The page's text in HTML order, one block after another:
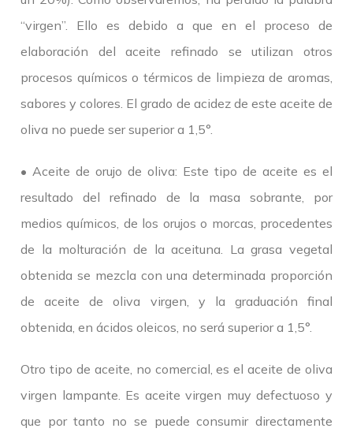
“virgen”. Ello es debido a que en el proceso de
elaboración del aceite refinado se utilizan otros
procesos químicos o térmicos de limpieza de aromas,
sabores y colores. El grado de acidez de este aceite de
oliva no puede ser superior a 1,5°.
• Aceite de orujo de oliva: Este tipo de aceite es el
resultado del refinado de la masa sobrante, por
medios químicos, de los orujos o morcas, procedentes
de la molturación de la aceituna. La grasa vegetal
obtenida se mezcla con una determinada proporción
de aceite de oliva virgen, y la graduación final
obtenida, en ácidos oleicos, no será superior a 1,5°.
Otro tipo de aceite, no comercial, es el aceite de oliva
virgen lampante. Es aceite virgen muy defectuoso y
que por tanto no se puede consumir directamente